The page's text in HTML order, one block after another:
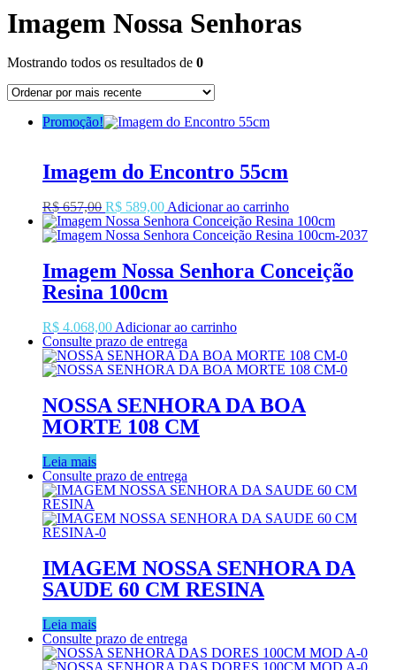
Imagem Nossa Senhoras
Mostrando todos os resultados de 0
Promoção!
Imagem do Encontro 55cm
R$ 657,00 O
preço
original
R$657,00.
R$ 589,00O
preço
atual
R$589,00.
Adicionar ao carrinho
Imagem Nossa Senhora Conceição
Resina 100cm
R$ 4.068,00 Adicionar ao carrinho
Consulte prazo de entrega
NOSSA SENHORA DA BOA
MORTE 108 CM
Leia mais
Consulte prazo de entrega
IMAGEM NOSSA SENHORA DA
SAUDE 60 CM RESINA
Leia mais
Consulte prazo de entrega